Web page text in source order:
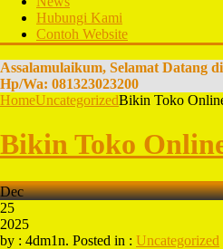
Hubungi Kami
Contoh Website
Assalamulaikum, Selamat Datang
Hp/Wa: 081323023200
HomeUncategorizedBikin Toko
Bikin Toko
Dec
25
2025
by : 4dm1n. Posted in : Uncategorized